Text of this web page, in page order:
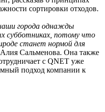
сортировки отходов.
города однажды
субботниках, потому что
станет нормой для
Сальменова. Она также
с QNET уже
подход компании к